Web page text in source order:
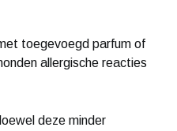
toegevoegd parfum of
allergische reacties
deze minder